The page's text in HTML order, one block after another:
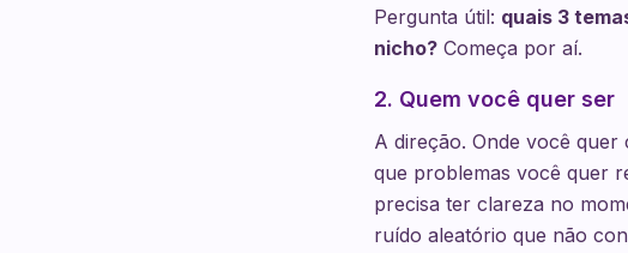
Pergunta útil: quais 3
nicho? Começa por aí.
2. Quem você quer ser
A direção. Onde você
que problemas você quer
precisa ter clareza no
ruído aleatório que não